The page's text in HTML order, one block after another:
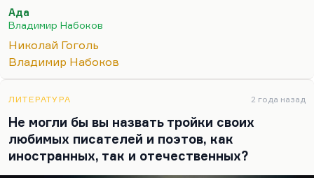
наглые, успешные люди, что, условно говоря,
всегда есть наш успешный двойник. Условно
говоря, наши неудачи – это чьи-то…
Ада
Владимир Набоков
Николай Гоголь
Владимир Набоков
ЛИТЕРАТУРА 2 года назад
Не могли бы вы назвать тройки своих
любимых писателей и поэтов, как
иностранных, так и отечественных?